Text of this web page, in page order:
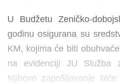
U Budžetu Zeničko-
godinu osigurana su
KM, kojima će biti
na evidenciji JU Služba
Njihovo zapošljavanje